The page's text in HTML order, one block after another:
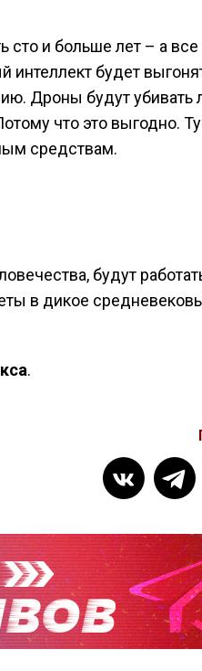
сто и больше лет – а
интеллект будет
Дроны будут убивать
что это выгодно.
средствам.
будут
в дикое
.